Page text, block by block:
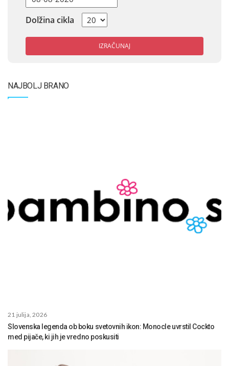
Dolžina cikla
IZRAČUNAJ
NAJBOLJ BRANO
21 julija, 2026
Slovenska legenda ob boku svetovnih ikon: Monocle uvrstil Cockto
med pijače, ki jih je vredno poskusiti